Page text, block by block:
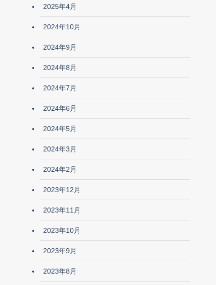
2025年4月
2024年10月
2024年9月
2024年8月
2024年7月
2024年6月
2024年5月
2024年3月
2024年2月
2023年12月
2023年11月
2023年10月
2023年9月
2023年8月